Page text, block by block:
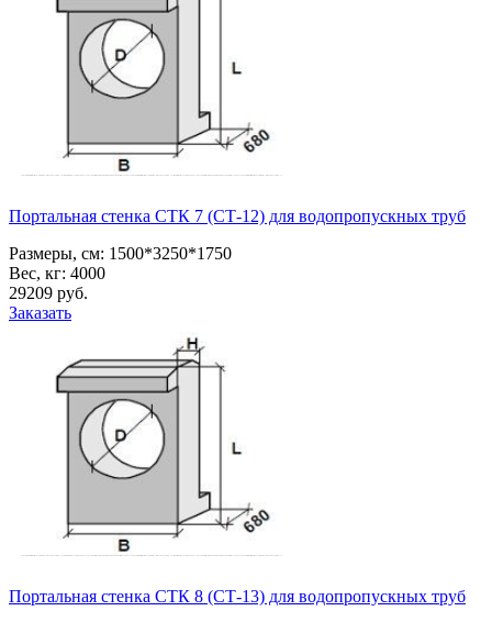
Портальная стенка СТК 7 (СТ-12) для водопропускных труб
Размеры, см: 1500*3250*1750
Вес, кг: 4000
29209 pуб.
Заказать
Портальная стенка СТК 8 (СТ-13) для водопропускных труб